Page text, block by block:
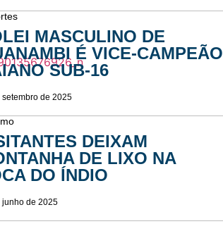
MASCULINO DE
É VICE-CAMPEÃO
SUB-16
setembro de 2025
DEIXAM
DE LIXO NA
DO ÍNDIO
junho de 2025